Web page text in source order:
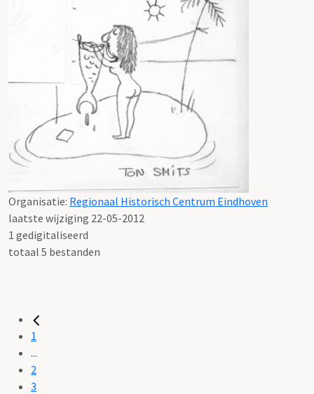
Organisatie: Regionaal Historisch Centrum Eindhoven
laatste wijziging 22-05-2012
1 gedigitaliseerd
totaal 5 bestanden
1
...
2
3